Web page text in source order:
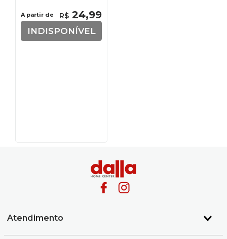
A partir de R$ 24,99
INDISPONÍVEL
Atendimento